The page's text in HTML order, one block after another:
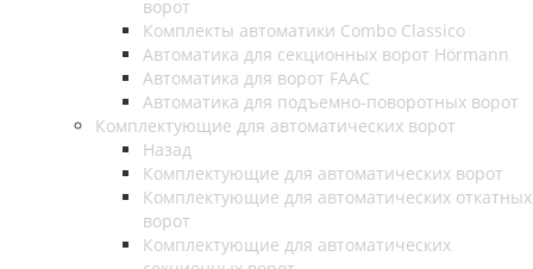
ворот
Комплекты автоматики Combo Classico
Автоматика для секционных ворот Hörmann
Автоматика для ворот FAAC
Автоматика для подъемно-поворотных ворот
Комплектующие для автоматических ворот
Назад
Комплектующие для автоматических ворот
Комплектующие для автоматических откатных
ворот
Комплектующие для автоматических